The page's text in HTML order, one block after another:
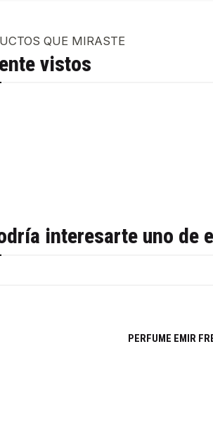
QUE MIRASTE
vistos
interesarte uno de
PERFUME EMIR